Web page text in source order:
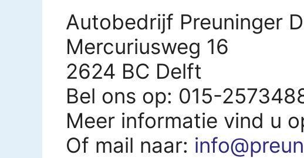
Autobedrijf Preuninger
Mercuriusweg 16
2624 BC Delft
Bel ons op: 015-
Meer informatie vind u
Of mail naar: